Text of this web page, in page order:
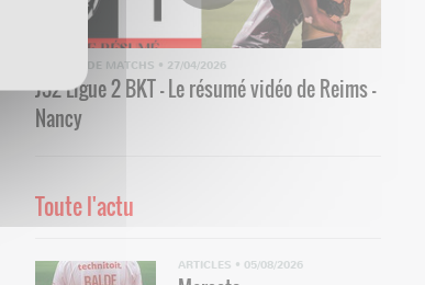
RÉSUMÉ DE MATCHS • 27/04/2026
J32 Ligue 2 BKT - Le résumé vidéo de Reims -
Nancy
Toute l'actu
ARTICLES • 05/08/2026